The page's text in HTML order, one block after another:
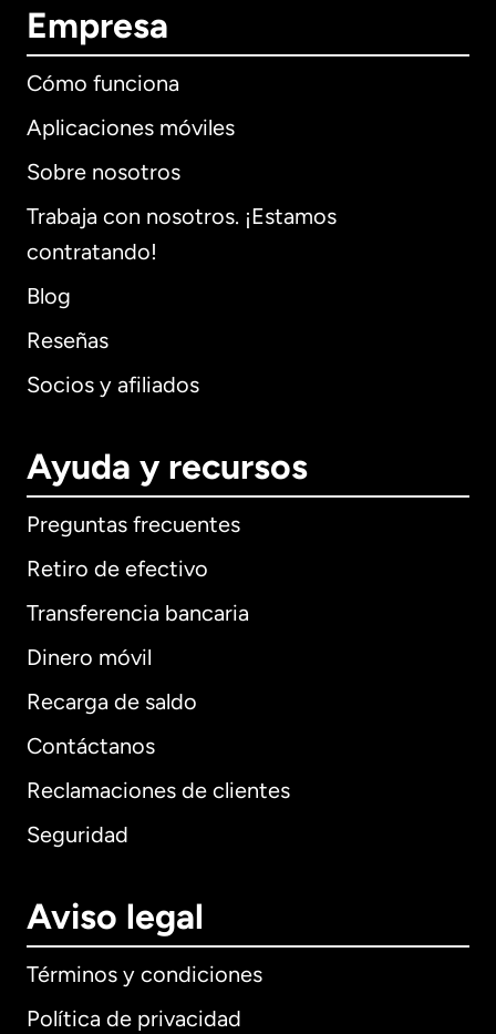
Empresa
Cómo funciona
Aplicaciones móviles
Sobre nosotros
Trabaja con nosotros. ¡Estamos
contratando!
Blog
Reseñas
Socios y afiliados
Ayuda y recursos
Preguntas frecuentes
Retiro de efectivo
Transferencia bancaria
Dinero móvil
Recarga de saldo
Contáctanos
Reclamaciones de clientes
Seguridad
Aviso legal
Términos y condiciones
Política de privacidad